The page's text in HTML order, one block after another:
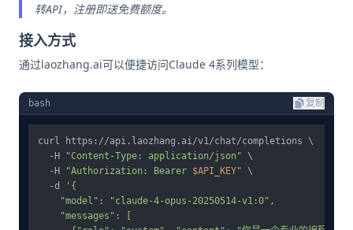
转API，注册即送免费额度。
接入方式
通过laozhang.ai可以便捷访问Claude 4系列模型：
bash 复制
curl https://api.laozhang.ai/v1/chat/completions \
  -H
"Content-Type: application/json" \
  -H
"Authorization: Bearer $API_KEY" \
  -d
'{
    "model": "claude-4-opus-20250514-v1:0",
    "messages": [